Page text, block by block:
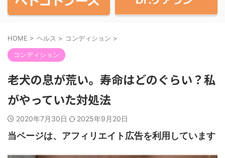
HOME > ヘルス > コンディション >
コンディション
老犬の息が荒い。寿命はどのぐらい？私
がやっていた対処法
2020年7月30日 2025年9月20日
当ページは、アフィリエイト広告を利用しています